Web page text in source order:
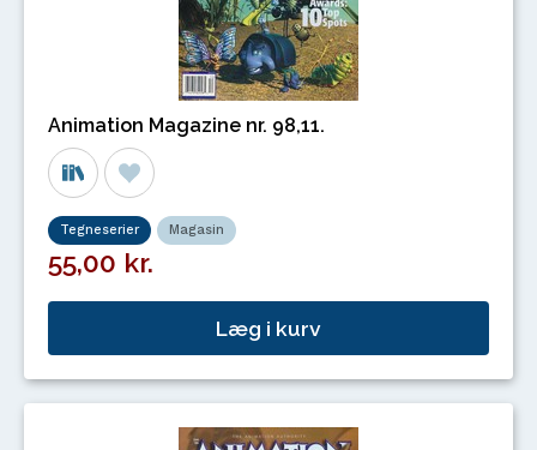
Animation Magazine nr. 98,11.
Tegneserier Magasin
55,00 kr.
Læg i kurv